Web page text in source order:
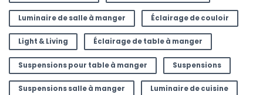
Luminaire de salle à manger Éclairage de couloir
Light & Living Éclairage de table à manger
Suspensions pour table à manger Suspensions
Suspensions salle à manger Luminaire de cuisine